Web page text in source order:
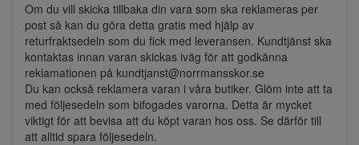
Om du vill skicka tillbaka din vara som ska reklameras per
post så kan du göra detta gratis med hjälp av
returfraktsedeln som du fick med leveransen. Kundtjänst ska
kontaktas innan varan skickas iväg för att godkänna
reklamationen på kundtjanst@norrmansskor.se
Du kan också reklamera varan i våra butiker. Glöm inte att ta
med följesedeln som bifogades varorna. Detta är mycket
viktigt för att bevisa att du köpt varan hos oss. Se därför till
att alltid spara följesedeln.